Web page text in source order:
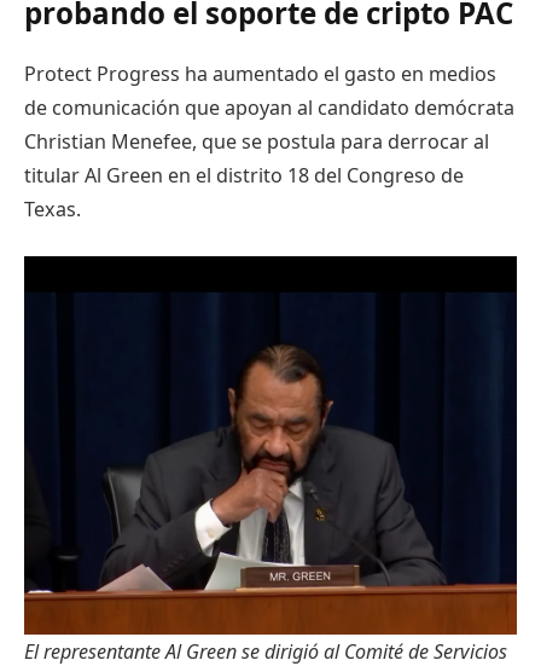
probando el soporte de cripto PAC
Protect Progress ha aumentado el gasto en medios
de comunicación que apoyan al candidato demócrata
Christian Menefee, que se postula para derrocar al
titular Al Green en el distrito 18 del Congreso de
Texas.
El representante Al Green se dirigió al Comité de Servicios